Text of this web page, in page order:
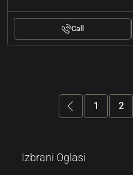
Call
1 2
Izbrani Oglasi